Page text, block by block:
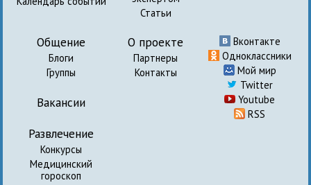
Статьи
Общение
Блоги
Группы
Вакансии
Развлечение
Конкурсы
Медицинский
гороскоп
О проекте
Партнеры
Контакты
Вконтакте
Одноклассники
Мой мир
Twitter
Youtube
RSS